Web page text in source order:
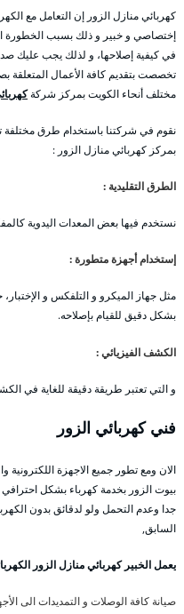
كهربائي منازل الزور إن التعامل مع
إختصاصي و خبير و ذلك بسبب الخطورة
في كيفية إصلاحها، و لذلك يجب عليك
تخصصت بتقديم كافة الأعمال المتعلقة
مختلف أنحاء الكويت بمركز شركة
نقوم في شركتنا باستخدام طرق
بمركز كهربائي منازل الزور :
الطرق التقليدية :
نستخدم فيها بعض المعدات اليدوية
إستخدام أجهزة متطورة :
مثل جهاز الميكرو و التلفكس و
بشكل دقيق للقيام بإصلاحه.
الكشف الفيزيائي :
و التي تعتبر طريقة دقيقة للغاية في
فني كهربائي الزور
الان ومع تطور جميع الاجهزة اللكترونية
بيوت الزور بخدمة كهرباء بشكل احترافي
جدا وعدم التحمل ولو لدقائق بدون
السابق,
يعمل الخبير كهربائي منازل الزور
صيانة كافة الوصلات و التمديدات الى